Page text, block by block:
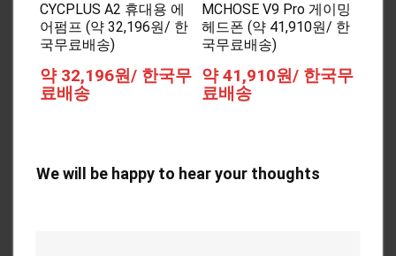
CYCPLUS A2 휴대용 에
어펌프 (약 32,196원/ 한
국무료배송)
약 32,196원/ 한국무
료배송
MCHOSE V9 Pro 게이밍
헤드폰 (약 41,910원/ 한
국무료배송)
약 41,910원/ 한국무
료배송
We will be happy to hear your thoughts